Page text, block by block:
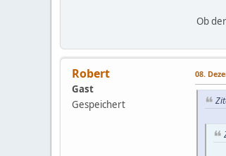
Ob
Robert
Gast
Gespeichert
08.